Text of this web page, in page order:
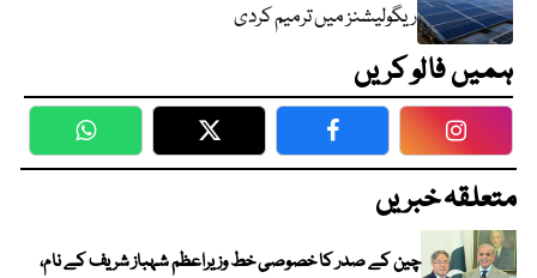
ریگولیشنز میں ترمیم کردی
ہمیں فالو کریں
WhatsApp Twitter Facebook
متعلقہ خبریں
چین کے صدر کا خصوصی خط وزیراعظم شہباز شریف کے نام،